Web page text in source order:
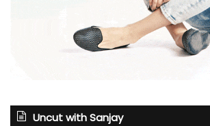
Uncut with Sanjay